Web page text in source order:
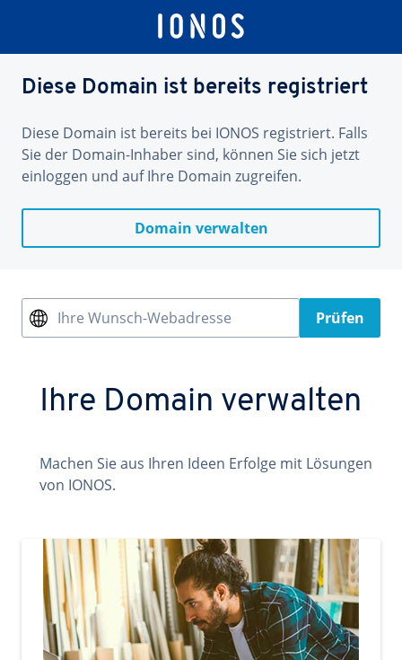
Diese Domain ist bereits registriert
Diese Domain ist bereits bei IONOS registriert. Falls
Sie der Domain-Inhaber sind, können Sie sich jetzt
einloggen und auf Ihre Domain zugreifen.
Domain verwalten
Ihre Wunsch-Webadresse Prüfen
Ihre Domain verwalten
Machen Sie aus Ihren Ideen Erfolge mit Lösungen
von IONOS.